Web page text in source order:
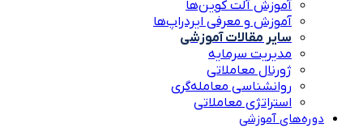
آموزش آلت کوین‌ها
آموزش و معرفی ایردراپ‌ها
سایر مقالات آموزشی
مدیریت سرمایه
ژورنال معاملاتی
روانشناسی معامله‌گری
استراتژی معاملاتی
دوره‌های آموزشی